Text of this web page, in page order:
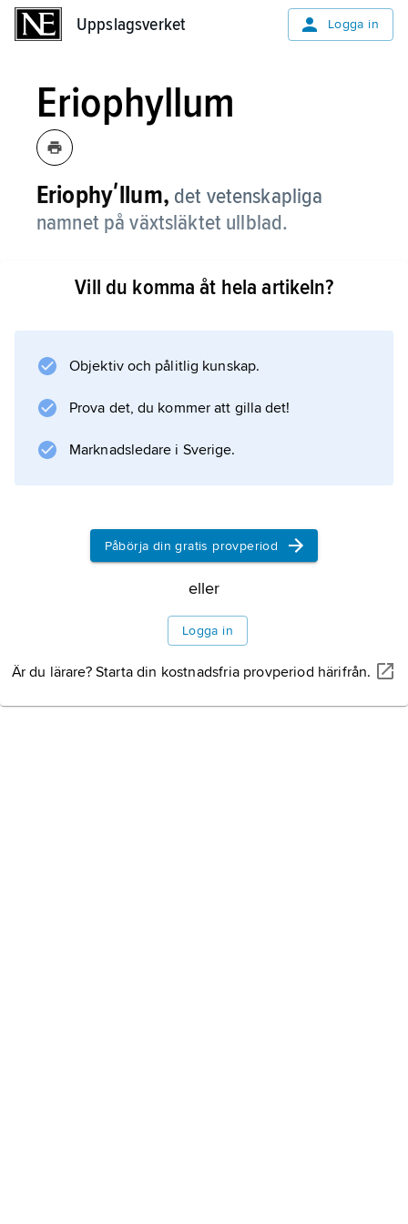
Uppslagsverket Logga in
Eriophyllum
Eriophyʹllum, det vetenskapliga
namnet på växtsläktet ullblad.
Vill du komma åt hela artikeln?
Objektiv och pålitlig kunskap.
Prova det, du kommer att gilla det!
Marknadsledare i Sverige.
Påbörja din gratis provperiod
eller
Logga in
Är du lärare? Starta din kostnadsfria provperiod härifrån.